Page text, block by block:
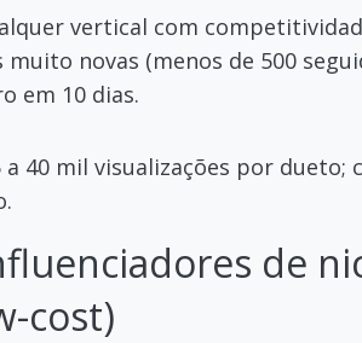
vertical com
muito novas (menos de 500
em 10 dias.
a 40 mil visualizações por dueto;
de
cost)